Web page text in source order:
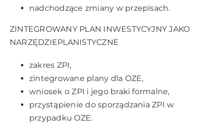
nadchodzące zmiany w przepisach.
ZINTEGROWANY PLAN INWESTYCYJNY JAKO
NARZĘDZIEPLANISTYCZNE
zakres ZPI,
zintegrowane plany dla OZE,
wniosek o ZPI i jego braki formalne,
przystąpienie do sporządzania ZPI w
przypadku OZE.